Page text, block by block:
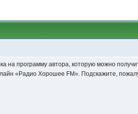
на программу автора, которую можно
«Радио Хорошее FM». Подскажите,